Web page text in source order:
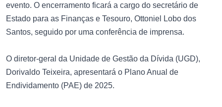
evento. O encerramento ficará a cargo do secretário de
Estado para as Finanças e Tesouro, Ottoniel Lobo dos
Santos, seguido por uma conferência de imprensa.
O diretor-geral da Unidade de Gestão da Dívida (UGD),
Dorivaldo Teixeira, apresentará o Plano Anual de
Endividamento (PAE) de 2025.